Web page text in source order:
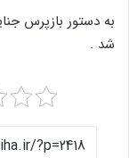
به دستور بازپرس
شد .